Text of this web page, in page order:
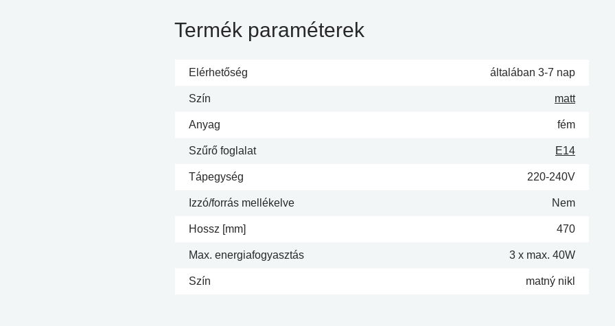
Termék paraméterek
Elérhetőség általában 3-7 nap
Szín matt
Anyag fém
Szűrő foglalat E14
Tápegység 220-240V
Izzó/forrás mellékelve Nem
Hossz [mm] 470
Max. energiafogyasztás 3 x max. 40W
Szín matný nikl